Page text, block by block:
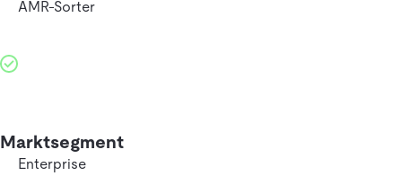
AMR-Sorter
Marktsegment
Enterprise